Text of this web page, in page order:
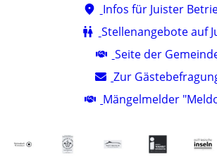
Infos für Juister
Stellenangebote auf
Seite der
Zur
Mängelmelder